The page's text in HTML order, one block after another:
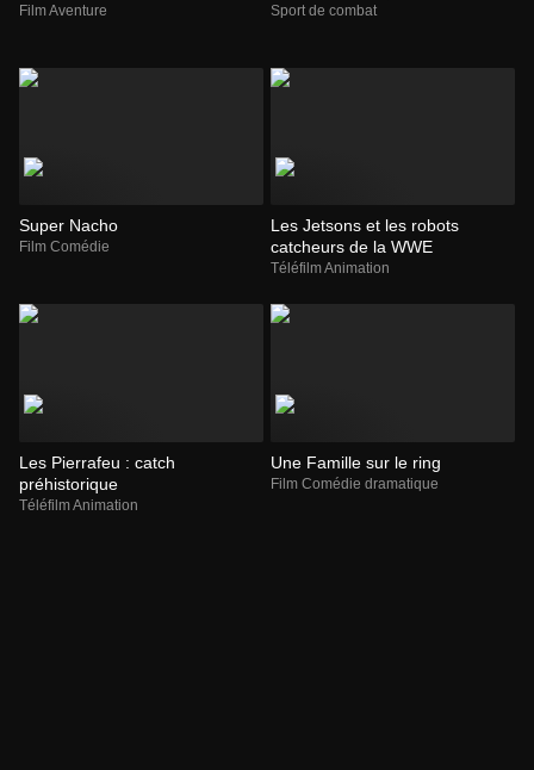
Film Aventure Sport de combat
Super Nacho
Film Comédie
Les Jetsons et les robots
catcheurs de la WWE
Téléfilm Animation
Les Pierrafeu : catch
préhistorique
Téléfilm Animation
Une Famille sur le ring
Film Comédie dramatique